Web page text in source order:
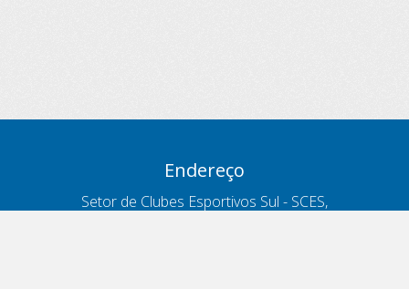
Endereço
Setor de Clubes Esportivos Sul - SCES,